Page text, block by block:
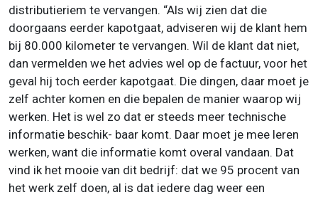
distributieriem te vervangen. “Als wij zien dat die
doorgaans eerder kapotgaat, adviseren wij de klant hem
bij 80.000 kilometer te vervangen. Wil de klant dat niet,
dan vermelden we het advies wel op de factuur, voor het
geval hij toch eerder kapotgaat. Die dingen, daar moet je
zelf achter komen en die bepalen de manier waarop wij
werken. Het is wel zo dat er steeds meer technische
informatie beschik- baar komt. Daar moet je mee leren
werken, want die informatie komt overal vandaan. Dat
vind ik het mooie van dit bedrijf: dat we 95 procent van
het werk zelf doen, al is dat iedere dag weer een